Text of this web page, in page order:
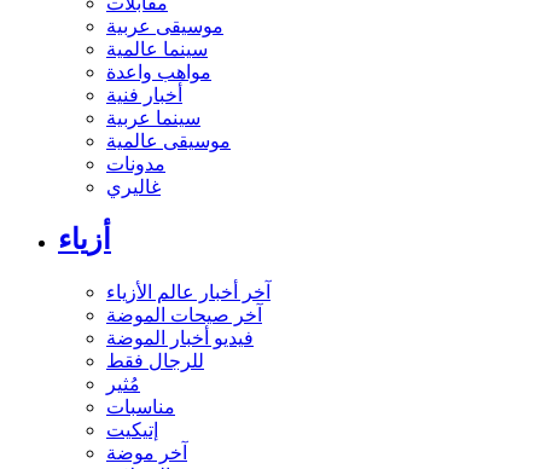
موسيقى عربية
سينما عالمية
مواهب واعدة
أخبار فنية
سينما عربية
موسيقى عالمية
مدونات
غاليري
أزياء
آخر أخبار عالم الأزياء
آخر صيحات الموضة
فيديو أخبار الموضة
للرجال فقط
مُثير
مناسبات
إتيكيت
آخر موضة